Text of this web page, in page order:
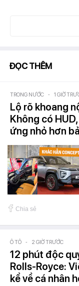
ĐỌC THÊM
TRONG NƯỚC - 1 GIỜ
Lộ rõ khoang
Không có
ứng nhỏ hơn
Chia sẻ
Ô TÔ - 2 GIỜ TRƯỚC
12 phút độc
Rolls-Royce:
kể về cá nhân